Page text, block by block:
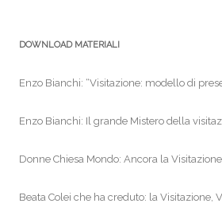
k
DOWNLOAD MATERIALI
Enzo Bianchi: “Visitazione: modello di
Enzo Bianchi: Il grande Mistero della
Donne Chiesa Mondo: Ancora la Visitazione
Beata Colei che ha creduto: la Visitazione,